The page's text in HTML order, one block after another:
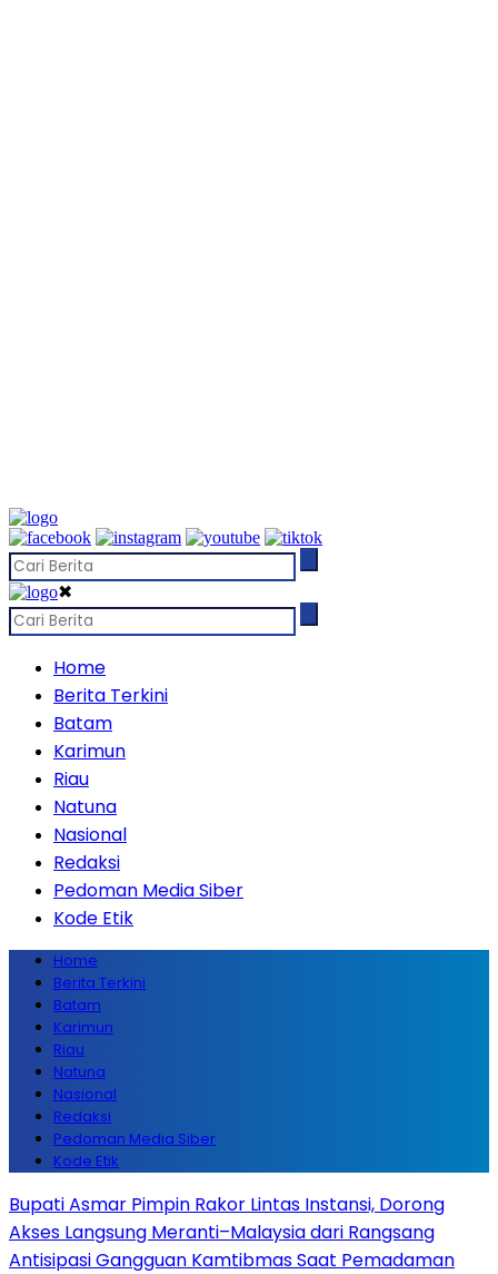
✖
Home
Berita Terkini
Batam
Karimun
Riau
Natuna
Nasional
Redaksi
Pedoman Media Siber
Kode Etik
Home
Berita Terkini
Batam
Karimun
Riau
Natuna
Nasional
Redaksi
Pedoman Media Siber
Kode Etik
Bupati Asmar Pimpin Rakor Lintas Instansi, Dorong
Akses Langsung Meranti–Malaysia dari Rangsang
Antisipasi Gangguan Kamtibmas Saat Pemadaman